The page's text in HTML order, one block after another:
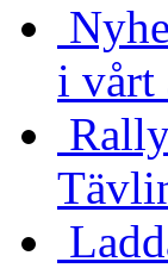
i vårt